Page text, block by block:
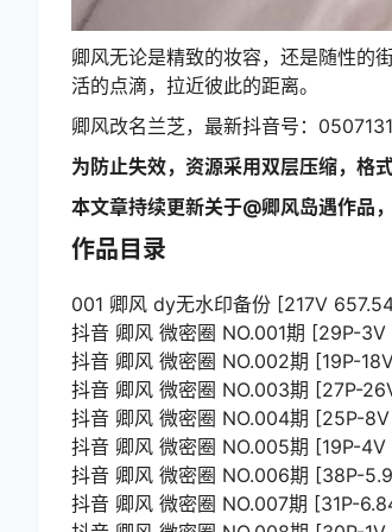
卿风无论是精致的妆容，还是随性的
活的点滴，拉近彼此的距离。
卿风改名兰芝，最新抖音号：
为防止失效，资源采用双层压缩，格
本文章持续更新关于@卿风岛遇作品
作品目录
001 卿风 dy无水印备份 [217V
抖音 卿风 微密圈 NO.001期 [29P-3V
抖音 卿风 微密圈 NO.002期 [19P-
抖音 卿风 微密圈 NO.003期 [27P-
抖音 卿风 微密圈 NO.004期 [25P-
抖音 卿风 微密圈 NO.005期 [19P-
抖音 卿风 微密圈 NO.006期 [38P-
抖音 卿风 微密圈 NO.007期 [31P-